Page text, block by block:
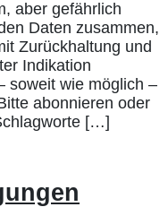
aber gefährlich
Daten zusammen,
Zurückhaltung und
Indikation
soweit wie möglich –
abonnieren oder
[…]